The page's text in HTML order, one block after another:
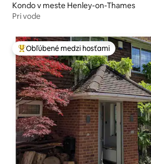
Kondo v meste Henley-on-Thames
Pri vode
Najobľúbenejšie medzi hosťami
Obľúbené medzi hosťami